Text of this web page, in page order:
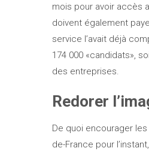
mois pour avoir accès
doivent également
service l’avait déjà
174 000 «candidats»,
des entreprises.
Redorer
De quoi encourager
de-France pour